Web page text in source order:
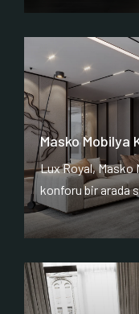
Masko Mobilya
Lux Royal, Masko
konforu bir arada